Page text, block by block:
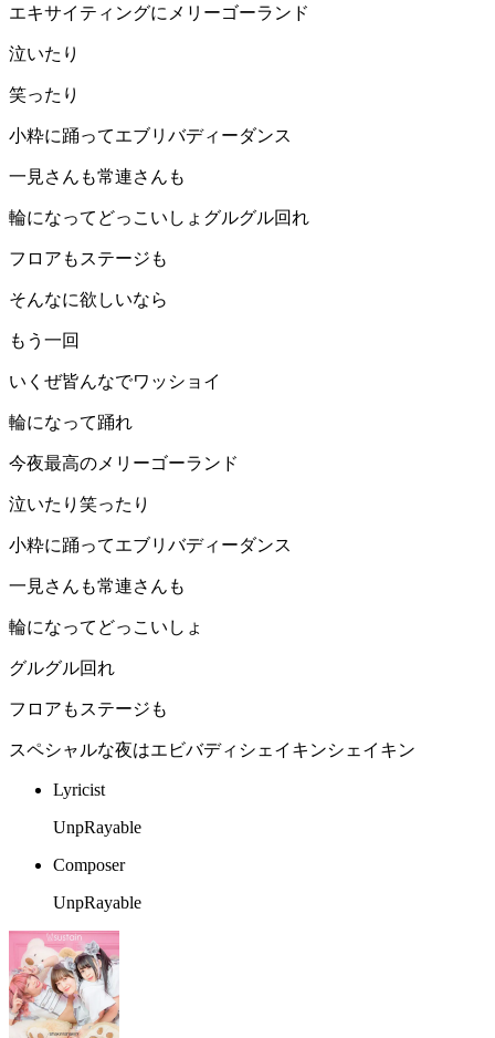
エキサイティングにメリーゴーランド
泣いたり
笑ったり
小粋に踊ってエブリバディーダンス
一見さんも常連さんも
輪になってどっこいしょグルグル回れ
フロアもステージも
そんなに欲しいなら
もう一回
いくぜ皆んなでワッショイ
輪になって踊れ
今夜最高のメリーゴーランド
泣いたり笑ったり
小粋に踊ってエブリバディーダンス
一見さんも常連さんも
輪になってどっこいしょ
グルグル回れ
フロアもステージも
スペシャルな夜はエビバディシェイキンシェイキン
Lyricist
UnpRayable
Composer
UnpRayable